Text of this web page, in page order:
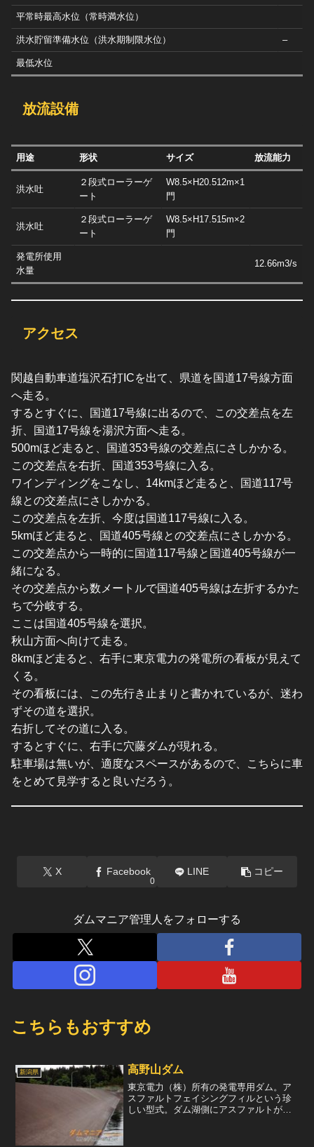
平常時最高水位（常時満水位）
洪水貯留準備水位（洪水期制限水位） –
最低水位
放流設備
用途 形状 サイズ 放流能力
洪水吐
２段式ローラーゲ
ート
W8.5×H20.512m×1
門
洪水吐
２段式ローラーゲ
ート
W8.5×H17.515m×2
門
発電所使用
水量
12.66m3/s
アクセス
関越自動車道塩沢石打ICを出て、県道を国道17号線方面
へ走る。
するとすぐに、国道17号線に出るので、この交差点を左
折、国道17号線を湯沢方面へ走る。
500mほど走ると、国道353号線の交差点にさしかかる。
この交差点を右折、国道353号線に入る。
ワインディングをこなし、14kmほど走ると、国道117号
線との交差点にさしかかる。
この交差点を左折、今度は国道117号線に入る。
5kmほど走ると、国道405号線との交差点にさしかかる。
この交差点から一時的に国道117号線と国道405号線が一
緒になる。
その交差点から数メートルで国道405号線は左折するかた
ちで分岐する。
ここは国道405号線を選択。
秋山方面へ向けて走る。
8kmほど走ると、右手に東京電力の発電所の看板が見えて
くる。
その看板には、この先行き止まりと書かれているが、迷わ
ずその道を選択。
右折してその道に入る。
するとすぐに、右手に穴藤ダムが現れる。
駐車場は無いが、適度なスペースがあるので、こちらに車
をとめて見学すると良いだろう。
X Facebook
0
LINE コピー
ダムマニア管理人をフォローする
こちらもおすすめ
新潟県 高野山ダム
東京電力（株）所有の発電専用ダム。ア
スファルトフェイシングフィルという珍
しい型式。ダム湖側にアスファルトが吹